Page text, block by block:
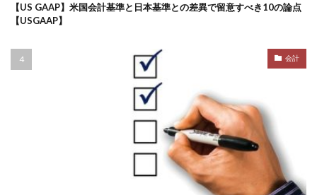
【US GAAP】米国会計基準と日本基準との差異で留意すべき10の論点
【USGAAP】
会計